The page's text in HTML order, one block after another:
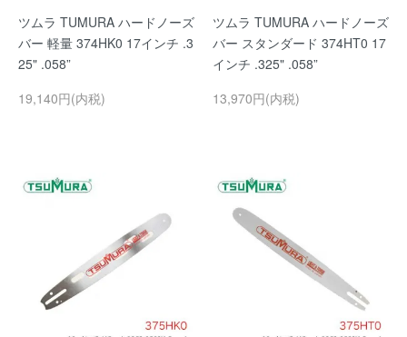
ツムラ TUMURA ハードノーズ
バー 軽量 374HK0 17インチ .3
25" .058”
19,140円(内税)
ツムラ TUMURA ハードノーズ
バー スタンダード 374HT0 17
インチ .325" .058”
13,970円(内税)